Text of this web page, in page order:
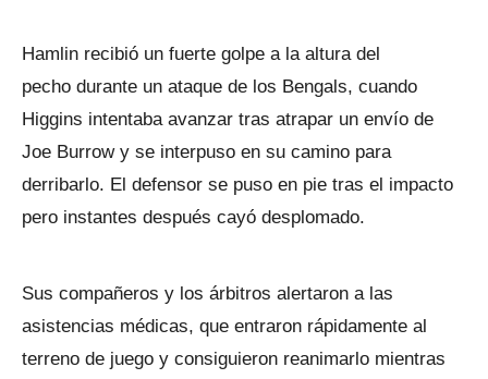
Hamlin recibió un fuerte golpe a la altura del
pecho durante un ataque de los Bengals, cuando
Higgins intentaba avanzar tras atrapar un envío de
Joe Burrow y se interpuso en su camino para
derribarlo. El defensor se puso en pie tras el impacto
pero instantes después cayó desplomado.
Sus compañeros y los árbitros alertaron a las
asistencias médicas, que entraron rápidamente al
terreno de juego y consiguieron reanimarlo mientras